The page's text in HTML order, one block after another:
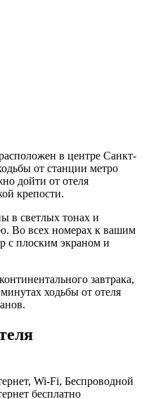
в центре Санкт-
от станции метро
дойти от отеля
крепости.
в светлых тонах и
Во всех номерах к вашим
с плоским экраном и
завтрака,
ходьбы от отеля
Wi-Fi, Беспроводной
бесплатно